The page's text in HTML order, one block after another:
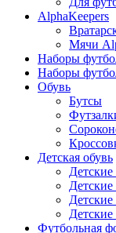
AlphaKeepers
Мячи
Наборы
Наборы
Обувь
Бутсы
Детская обувь
Детские
Детские
Детские
Футбольная